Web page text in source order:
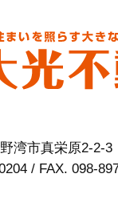
湾市真栄原2-2-3
/ FAX. 098-